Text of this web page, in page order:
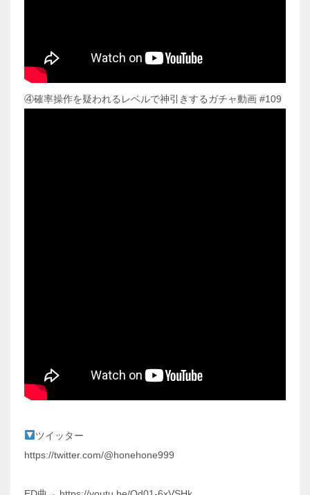
④確率操作を疑われるレベルで神引きするガチャ動画 #109
ツイッター
https://twitter.com/@honehone999